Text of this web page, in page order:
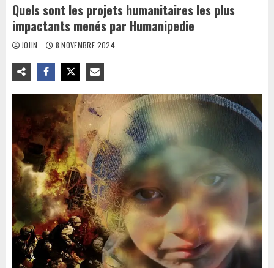
Quels sont les projets humanitaires les plus
impactants menés par Humanipedie
JOHN 8 NOVEMBRE 2024